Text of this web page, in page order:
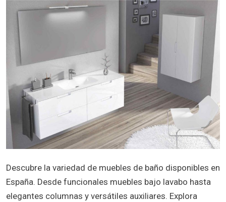
Descubre la variedad de muebles de baño disponibles en
España. Desde funcionales muebles bajo lavabo hasta
elegantes columnas y versátiles auxiliares. Explora